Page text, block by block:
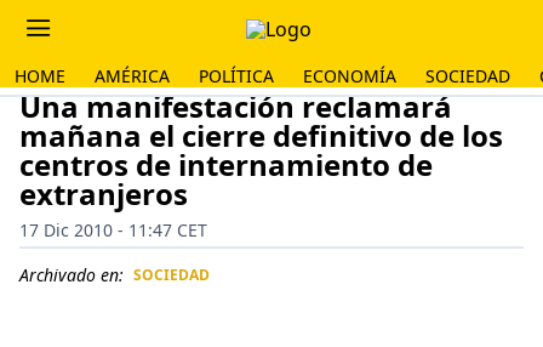
HOME AMÉRICA POLÍTICA ECONOMÍA SOCIEDAD
Una manifestación reclamará
mañana el cierre definitivo de los
centros de internamiento de
extranjeros
17 Dic 2010 - 11:47 CET
Archivado en: SOCIEDAD